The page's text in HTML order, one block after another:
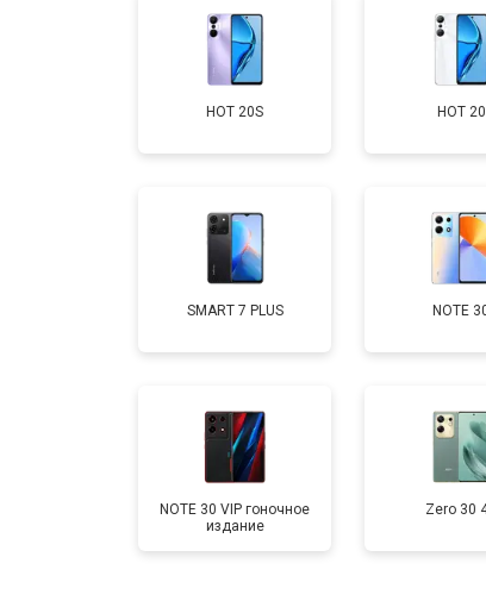
Замена задней крышки
Замена кнопки включения
Ремонт цепи питания
HOT 20S HOT 20
SMART 7 PLUS NOTE
NOTE 30 VIP гоночное
издание
Zero 30